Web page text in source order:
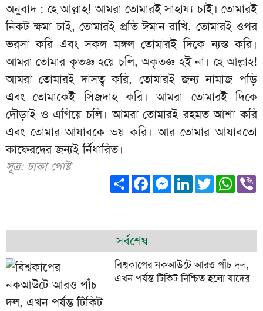
অনুবাদ : হে আল্লাহ! আমরা তোমারই সাহায্য চাই। তোমারই
নিকট ক্ষমা চাই, তোমারই প্রতি ঈমান রাখি, তোমারই ওপর
ভরসা করি এবং সকল মঙ্গল তোমারই দিকে ন্যস্ত করি।
আমরা তোমার কৃতজ্ঞ হয়ে চলি, অকৃতজ্ঞ হই না। হে আল্লাহ!
আমরা তোমারই দাসত্ব করি, তোমারই জন্য নামাজ পড়ি
এবং তোমাকেই সিজদাহ করি। আমরা তোমারই দিকে
দৌড়াই ও এগিয়ে চলি। আমরা তোমারই রহমত আশা করি
এবং তোমার আযাবকে ভয় করি। আর তোমার আযাবতো
কাফেরদের জন্যই র্নিধারিত।
সূত্র: ঢাকা পোষ্ট
ShareFacebook
Messenger
LinkedIn
Twitter
সর্বশেষ
বিশ্বকাপের নকআউটে আরও পাঁচ দল,
এখন পর্যন্ত টিকিট নিশ্চিত হলো যাদের